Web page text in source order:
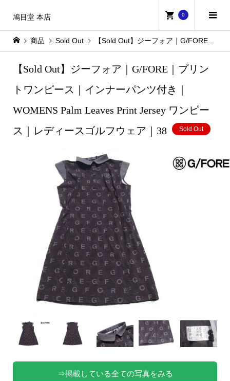
鳩目堂 本店 0
商品 Sold Out 【Sold Out】ジーフォア｜G/FORE｜プリントワンピース｜インナーパンツ付き｜WOMENS Palm Leaves Print Jersey ワンピース｜レディースゴルフウェア｜38
【Sold Out】ジーフォア｜G/FORE｜プリン
トワンピース｜インナーパンツ付き｜
WOMENS Palm Leaves Print Jersey ワンピー
ス｜レディースゴルフウェア｜38
Sold Out
⇒掲載している全ての写真をみる